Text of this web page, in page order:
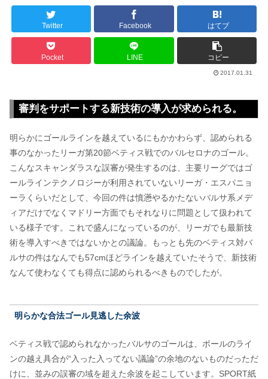
Twitter Facebook はてブ
Pocket LINE コピー
2017.01.31
審判をサポートする新技術の導入が求められる。
明らかにゴールラインを越えているにもかかわらず、認められる
事のなかったリーガ第20節ベティス戦でのバルセロナのゴール。
こんなスキャンダラスな誤審が発生するのは、主要リーグではゴ
ールラインテクノロジーが利用されていないリーガ・エスパニョ
ーラくらいだとして、今回の件は憤懣やるかたないバルサ系メデ
ィアだけでなくマドリー方面でもそれなりに問題として扱われて
いる様子です。これで盛んになっているのが、リーガでも最新技
術を導入すべきではないかとの議論。もっとも先のベティス対バ
ルサの件はなんでも57cmほどラインを越えていたそうで、新技術
なんて使わなくても得点に認められるべきものでしたが。
明らかな合法ゴール見逃した余波
ベティス戦で認められなかったバルサのゴールは、ボールのライ
ンの越え具合が“入った入ってない議論”の余地のないものだっただ
けに、並みの誤審の域を超えた余波を起こしています。SPORT紙